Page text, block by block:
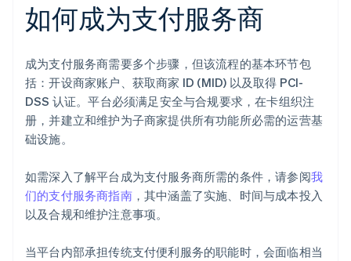
如何成为支付服务商
成为支付服务商需要多个步骤，但该流程的基本环节包
括：开设商家账户、获取商家 ID (MID) 以及取得 PCI-
DSS 认证。平台必须满足安全与合规要求，在卡组织注
册，并建立和维护为子商家提供所有功能所必需的运营基
础设施。
如需深入了解平台成为支付服务商所需的条件，请参阅我
们的支付服务商指南，其中涵盖了实施、时间与成本投入
以及合规和维护注意事项。
当平台内部承担传统支付便利服务的职能时，会面临相当